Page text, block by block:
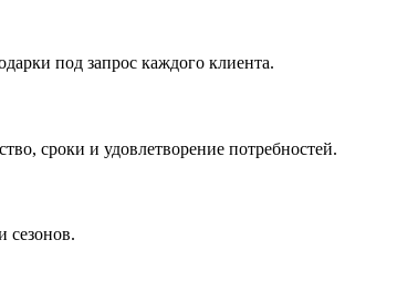
под запрос каждого клиента.
сроки и удовлетворение потребностей.
сезонов.